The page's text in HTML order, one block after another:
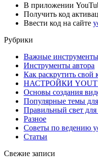
В приложении
Получить код
Ввести код на сайте
Рубрики
Важные инструменты
Инструменты автора
Как раскрутить свой
НАСТРОЙКИ
Основы создания
Популярные темы
Правильный свет
Разное
Советы по ведению
Статьи
Свежие записи